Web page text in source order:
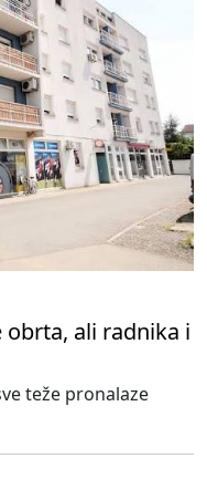
obrta, ali radnika i
teže pronalaze